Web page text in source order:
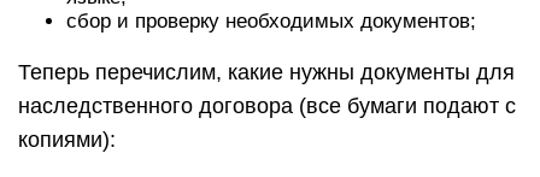
сбор и проверку необходимых документов;
Теперь перечислим, какие нужны документы для
наследственного договора (все бумаги подают с
копиями):